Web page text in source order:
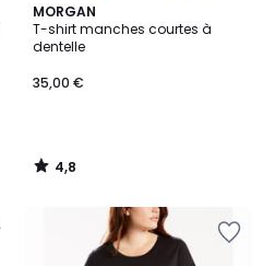
MORGAN
T-shirt manches courtes à
dentelle
35,00 €
4,8
/ 5
4,8
/